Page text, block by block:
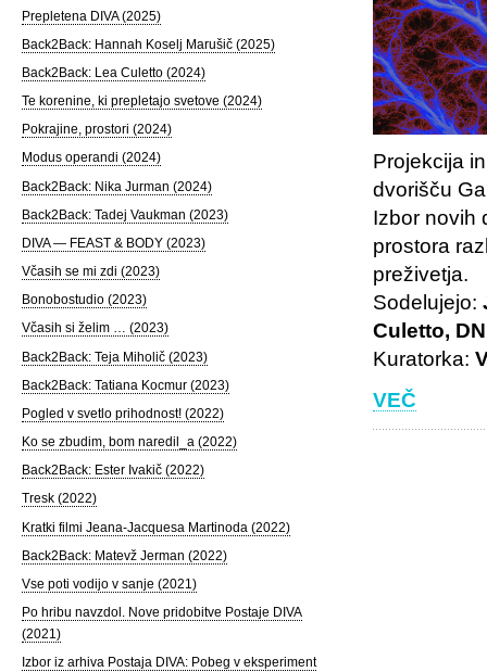
Projekcija
dvorišču
Izbor novih
prostora
preživetja.
Sodelujejo:
Culetto,
Kuratorka:
VEČ
Prepletena DIVA (2025)
Back2Back: Hannah Koselj Marušič (2025)
Back2Back: Lea Culetto (2024)
Te korenine, ki prepletajo svetove (2024)
Pokrajine, prostori (2024)
Modus operandi (2024)
Back2Back: Nika Jurman (2024)
Back2Back: Tadej Vaukman (2023)
DIVA — FEAST & BODY (2023)
Včasih se mi zdi (2023)
Bonobostudio (2023)
Včasih si želim … (2023)
Back2Back: Teja Miholič (2023)
Back2Back: Tatiana Kocmur (2023)
Pogled v svetlo prihodnost! (2022)
Ko se zbudim, bom naredil_a (2022)
Back2Back: Ester Ivakič (2022)
Tresk (2022)
Kratki filmi Jeana-Jacquesa Martinoda (2022)
Back2Back: Matevž Jerman (2022)
Vse poti vodijo v sanje (2021)
Po hribu navzdol. Nove pridobitve Postaje DIVA
(2021)
Izbor iz arhiva Postaja DIVA: Pobeg v eksperiment